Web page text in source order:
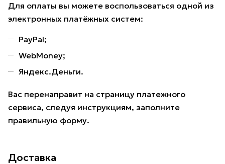
Для оплаты вы можете воспользоваться одной из
электронных платёжных систем:
PayPal;
WebMoney;
Яндекс.Деньги.
Вас перенаправит на страницу платежного
сервиса, следуя инструкциям, заполните
правильную форму.
Доставка